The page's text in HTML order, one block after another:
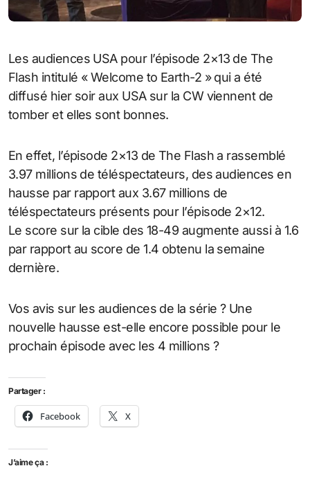
Les audiences USA pour l’épisode 2×13 de The
Flash intitulé « Welcome to Earth-2 » qui a été
diffusé hier soir aux USA sur la CW viennent de
tomber et elles sont bonnes.
En effet, l’épisode 2×13 de The Flash a rassemblé
3.97 millions de téléspectateurs, des audiences en
hausse par rapport aux 3.67 millions de
téléspectateurs présents pour l’épisode 2×12.
Le score sur la cible des 18-49 augmente aussi à 1.6
par rapport au score de 1.4 obtenu la semaine
dernière.
Vos avis sur les audiences de la série ? Une
nouvelle hausse est-elle encore possible pour le
prochain épisode avec les 4 millions ?
Partager :
Facebook X
J’aime ça :